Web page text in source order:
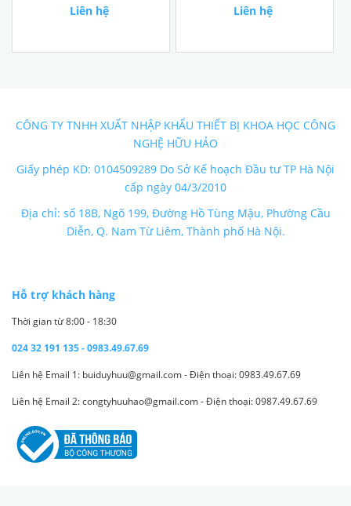
Liên hệ Liên hệ
CÔNG TY TNHH XUẤT NHẬP KHẨU THIẾT BỊ KHOA HỌC CÔNG
NGHỆ HỮU HẢO
Giấy phép KD: 0104509289 Do Sở Kế hoạch Đầu tư TP Hà Nội
cấp ngày 04/3/2010
Địa chỉ: số 18B, Ngõ 199, Đường Hồ Tùng Mậu, Phường Cầu
Diễn, Q. Nam Từ Liêm, Thành phố Hà Nội.
Hỗ trợ khách hàng
Thời gian từ 8:00 - 18:30
024 32 191 135 - 0983.49.67.69
Liên hệ Email 1: buiduyhuu@gmail.com - Điện thoại: 0983.49.67.69
Liên hệ Email 2: congtyhuuhao@gmail.com - Điện thoại: 0987.49.67.69